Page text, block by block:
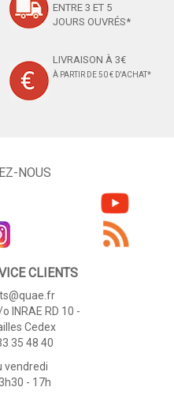
ENTRE 3 ET 5
JOURS OUVRÉS*
LIVRAISON À 3€
À PARTIR DE 50 € D'ACHAT*
NOUS
CLIENTS
INRAE RD 10 -
Cedex
35 48 40
vendredi
- 17h